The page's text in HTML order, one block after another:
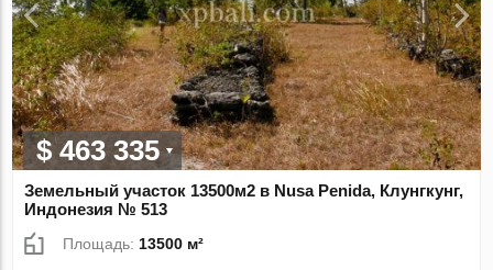
$ 463 335
Земельный участок 13500м2 в Nusa Penida, Клунгкунг,
Индонезия № 513
Площадь: 13500 м²